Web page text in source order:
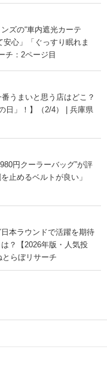
ズの“車内遮光カーテ
心」「ぐっすり眠れま
チ：2ページ目
うまいと思う店はどこ？
日」！】（2/4） | 兵庫県
円クーラーバッグ”が評
止めるベルトが良い」
本ラウンドで活躍を期待
？【2026年版・人気投
らぼリサーチ